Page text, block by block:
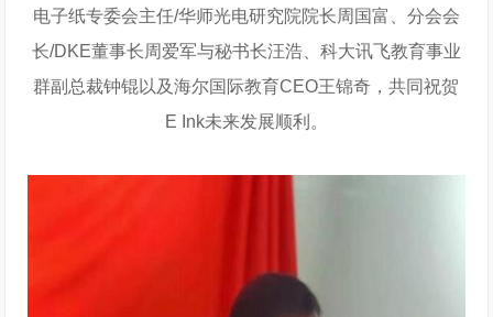
电子纸专委会主任/华师光电研究院院长周国富、分会会
长/DKE董事长周爱军与秘书长汪浩、科大讯飞教育事业
群副总裁钟锟以及海尔国际教育CEO王锦奇，共同祝贺
E Ink未来发展顺利。